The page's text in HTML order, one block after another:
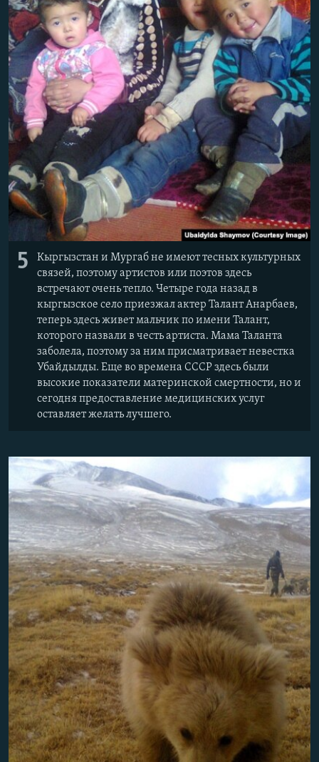
5
Кыргызстан и Мургаб не имеют тесных культурных
связей, поэтому артистов или поэтов здесь
встречают очень тепло. Четыре года назад в
кыргызское село приезжал актер Талант Анарбаев,
теперь здесь живет мальчик по имени Талант,
которого назвали в честь артиста. Мама Таланта
заболела, поэтому за ним присматривает невестка
Убайдылды. Еще во времена СССР здесь были
высокие показатели материнской смертности, но и
сегодня предоставление медицинских услуг
оставляет желать лучшего.